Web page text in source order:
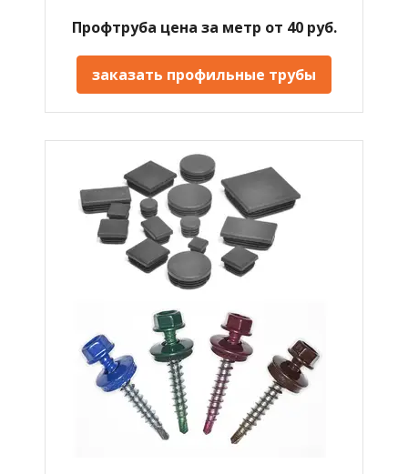
Профтруба цена за метр от 40 руб.
заказать профильные трубы